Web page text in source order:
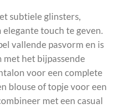
subtiele glinsters,
touch te geven.
vallende pasvorm en is
het bijpassende
voor een complete
blouse of topje voor een
met een casual